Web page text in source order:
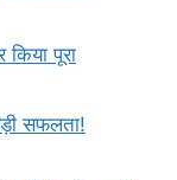
पूरा
सफलता!